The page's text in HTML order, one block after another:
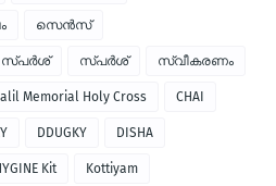
സെന്‍സ്
സ്പര്‍ശ് സ്പർശ് സ്വീകരണം
Memorial Holy Cross CHAI
DDUGKY DISHA
Kit Kottiyam